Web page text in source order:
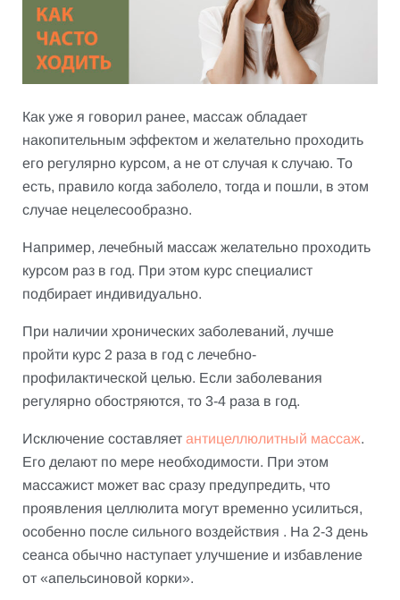
Как уже я говорил ранее, массаж обладает
накопительным эффектом и желательно проходить
его регулярно курсом, а не от случая к случаю. То
есть, правило когда заболело, тогда и пошли, в этом
случае нецелесообразно.
Например, лечебный массаж желательно проходить
курсом раз в год. При этом курс специалист
подбирает индивидуально.
При наличии хронических заболеваний, лучше
пройти курс 2 раза в год с лечебно-
профилактической целью. Если заболевания
регулярно обостряются, то 3-4 раза в год.
Исключение составляет антицеллюлитный массаж.
Его делают по мере необходимости. При этом
массажист может вас сразу предупредить, что
проявления целлюлита могут временно усилиться,
особенно после сильного воздействия . На 2-3 день
сеанса обычно наступает улучшение и избавление
от «апельсиновой корки».